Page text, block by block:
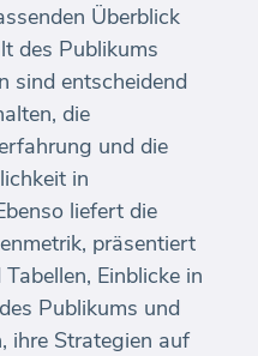
Überblick
des Publikums
sind entscheidend
die
und die
in
liefert die
präsentiert
Einblicke in
Publikums und
ihre Strategien auf